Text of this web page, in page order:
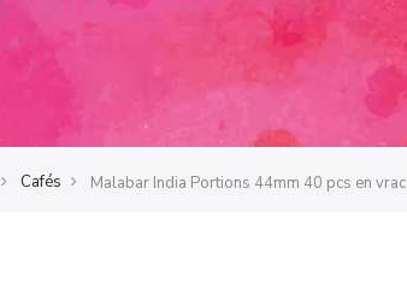
Cafés Malabar India Portions 44mm 40 pcs en vrac